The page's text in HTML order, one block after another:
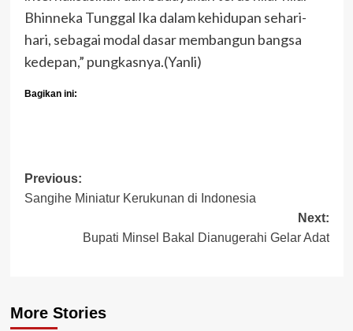
Bhinneka Tunggal Ika dalam kehidupan sehari-
hari, sebagai modal dasar membangun bangsa
kedepan,” pungkasnya.(Yanli)
Bagikan ini:
Post
navigation
Previous:
Sangihe Miniatur Kerukunan di Indonesia
Next:
Bupati Minsel Bakal Dianugerahi Gelar Adat
More Stories